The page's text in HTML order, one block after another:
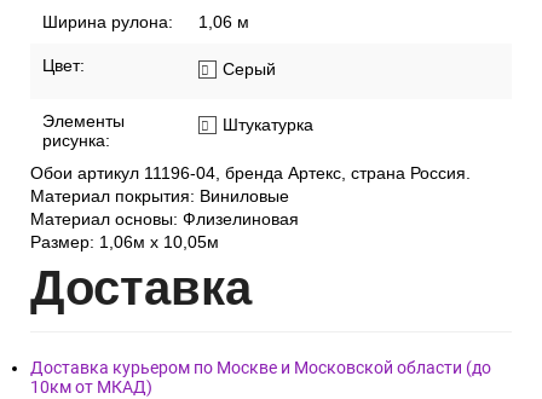
Ширина рулона: 1,06 м
Цвет: Серый
Элементы
рисунка:
Штукатурка
Обои артикул 11196-04, бренда Артекс, страна Россия.
Материал покрытия: Виниловые
Материал основы: Флизелиновая
Размер: 1,06м х 10,05м
Доставка
Доставка курьером по Москве и Московской области (до
10км от МКАД)